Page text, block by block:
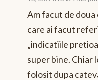
Am facut de
care ai facut
„indicatiile
super bine. Chiar
folosit dupa